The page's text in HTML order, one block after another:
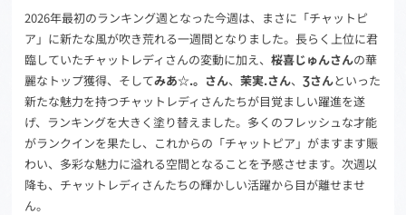
2026年最初のランキング週となった今週は、まさに「チャットピ
ア」に新たな風が吹き荒れる一週間となりました。長らく上位に君
臨していたチャットレディさんの変動に加え、桜喜じゅんさんの華
麗なトップ獲得、そしてみあ☆.。さん、茉実.さん、Ʒさんといった
新たな魅力を持つチャットレディさんたちが目覚ましい躍進を遂
げ、ランキングを大きく塗り替えました。多くのフレッシュな才能
がランクインを果たし、これからの「チャットピア」がますます賑
わい、多彩な魅力に溢れる空間となることを予感させます。次週以
降も、チャットレディさんたちの輝かしい活躍から目が離せませ
ん。